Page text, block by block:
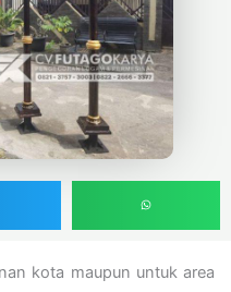
kota maupun untuk area